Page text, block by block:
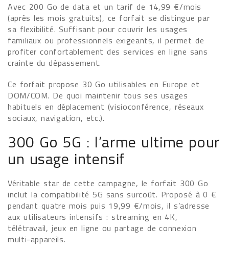
Avec 200 Go de data et un tarif de 14,99 €/mois
(après les mois gratuits), ce forfait se distingue par
sa flexibilité. Suffisant pour couvrir les usages
familiaux ou professionnels exigeants, il permet de
profiter confortablement des services en ligne sans
crainte du dépassement.
Ce forfait propose 30 Go utilisables en Europe et
DOM/COM. De quoi maintenir tous ses usages
habituels en déplacement (visioconférence, réseaux
sociaux, navigation, etc.).
300 Go 5G : l’arme ultime pour
un usage intensif
Véritable star de cette campagne, le forfait 300 Go
inclut la compatibilité 5G sans surcoût. Proposé à 0 €
pendant quatre mois puis 19,99 €/mois, il s’adresse
aux utilisateurs intensifs : streaming en 4K,
télétravail, jeux en ligne ou partage de connexion
multi-appareils.